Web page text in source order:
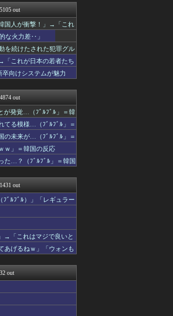
と...
反応まとめ
応記＠海外の反...
ーファン 海...
応)
ョキパー
国の反応-
の反応
海外の反応
っしゃい 海外...
た？【海外の反...
応まとめ
ャパン！
グ
【海外の反応】
と...
反応まとめ
ーツ
外・韓国の反...
ャパン - 海...
応まとめ
海外の反応
応記＠海外の反...
国の反応-
反応まとめ
out
国人が衝撃！」→「これ
な火力差‥」
を続けたされた犯罪グル
「これが日本の若者たち
向けシステムが魅力
out
が発覚…（ﾌﾞﾙﾌﾞﾙ」＝韓
てる模様…（ﾌﾞﾙﾌﾞﾙ」＝
の未来が…（ﾌﾞﾙﾌﾞﾙ」＝
ｗ」＝韓国の反応
た…？（ﾌﾞﾙﾌﾞﾙ」＝韓国
out
ﾞﾙﾌﾞﾙ）」「レギュラー
→「これはマジで良いと
も負けても後味が悪
あげるねｗ」「ウォンも
out